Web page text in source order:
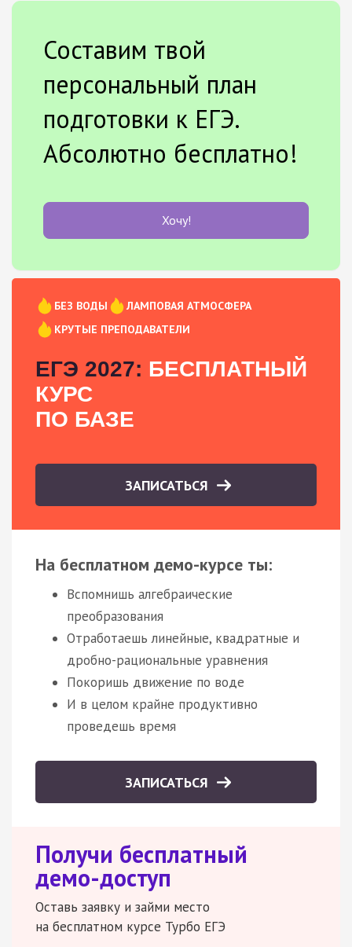
Составим твой
персональный план
подготовки к ЕГЭ.
Абсолютно бесплатно!
Хочу!
БЕЗ ВОДЫ
ЛАМПОВАЯ АТМОСФЕРА
КРУТЫЕ ПРЕПОДАВАТЕЛИ
ЕГЭ 2027: БЕСПЛАТНЫЙ
КУРС
ПО БАЗЕ
ЗАПИСАТЬСЯ
На бесплатном демо-курсе ты:
Вспомнишь алгебраические
преобразования
Отработаешь линейные, квадратные и
дробно-рациональные уравнения
Покоришь движение по воде
И в целом крайне продуктивно
проведешь время
ЗАПИСАТЬСЯ
Получи бесплатный
демо-доступ
Оставь заявку и займи место
на бесплатном курсе Турбо ЕГЭ